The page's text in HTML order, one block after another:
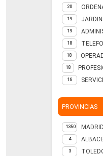
20
19
19
18
18
18
16
PROVINCIAS
1350 MADRID
4
3